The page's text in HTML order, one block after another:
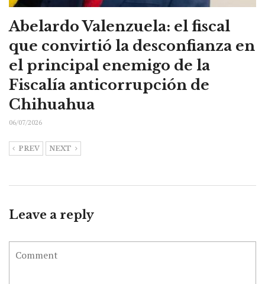
Abelardo Valenzuela: el fiscal
que convirtió la desconfianza en
el principal enemigo de la
Fiscalía anticorrupción de
Chihuahua
06/07/2026
PREV NEXT
Leave a reply